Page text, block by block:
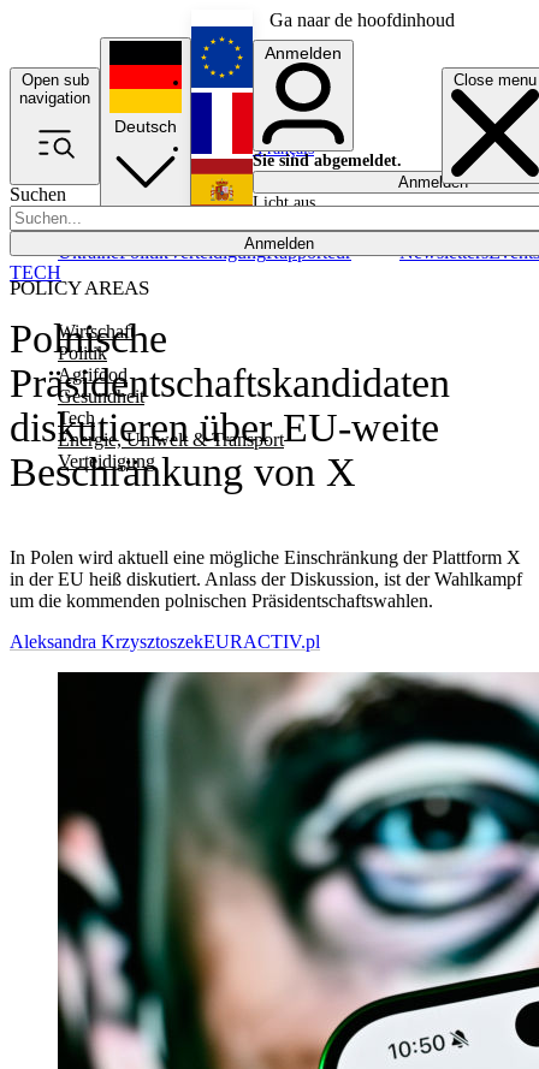
Ga naar de hoofdinhoud
Open sub
navigation
Close menu
Suchen
Anmelden
POLICY AREAS
Wirtschaft
Politik
Agrifood
Gesundheit
Tech
Energie, Umwelt & Transport
Verteidigung
UkrainePolitikVerteidigungRapporteur NewslettersEvents
Deutsch
English
Français
Anmelden
Sie sind abgemeldet.
Anmelden
Licht aus
Polnische
Präsidentschaftskandidaten
diskutieren über EU-weite
Beschränkung von X
In Polen wird aktuell eine mögliche Einschränkung der Plattform X
in der EU heiß diskutiert. Anlass der Diskussion, ist der Wahlkampf
um die kommenden polnischen Präsidentschaftswahlen.
TECH
Aleksandra KrzysztoszekEURACTIV.pl